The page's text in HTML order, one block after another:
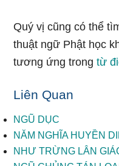
Quý vị cũng có thể
thuật ngữ Phật học
tương ứng trongtừ
Liên Quan
NGŨ DỤC
NĂM NGHĨA HUYỀN
NHƯ TRỪNG LÂN